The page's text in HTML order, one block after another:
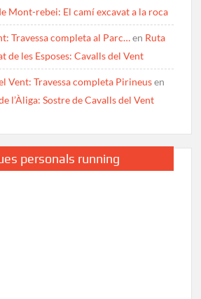
Mont-rebei: El camí excavat a la roca
Travessa completa al Parc…en Ruta
de les Esposes: Cavalls del Vent
Vent: Travessa completa Pirineusen
l’Àliga: Sostre de Cavalls del Vent
personals running